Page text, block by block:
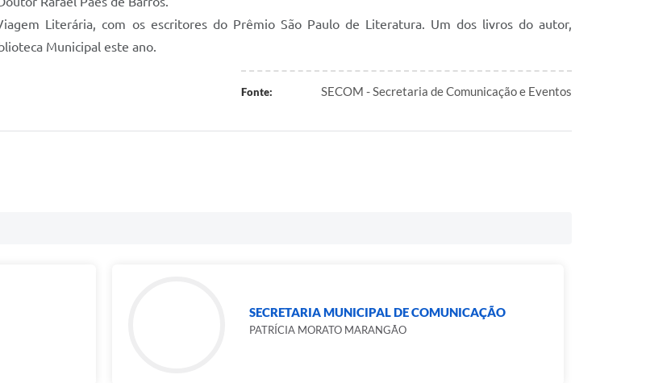
Literária, com os escritores do Prêmio São Paulo de Literatura. Um dos livros do autor,
Municipal este ano.
Fonte: SECOM - Secretaria de Comunicação e Eventos
SECRETARIA MUNICIPAL DE COMUNICAÇÃO
PATRÍCIA MORATO MARANGÃO